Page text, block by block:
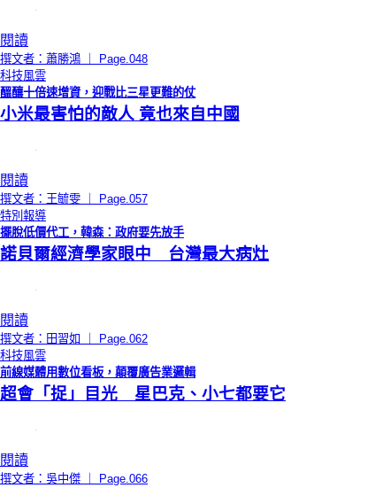
閱讀
撰文者：蕭勝鴻 ｜ Page.048
科技風雲
醞釀十倍速增資，迎戰比三星更難的仗
小米最害怕的敵人 竟也來自中國
閱讀
撰文者：王毓雯 ｜ Page.057
特別報導
擺脫低價代工，韓森：政府要先放手
諾貝爾經濟學家眼中 台灣最大病灶
閱讀
撰文者：田習如 ｜ Page.062
科技風雲
前線媒體用數位看板，顛覆廣告業邏輯
超會「捉」目光 星巴克、小七都要它
閱讀
撰文者：吳中傑 ｜ Page.066